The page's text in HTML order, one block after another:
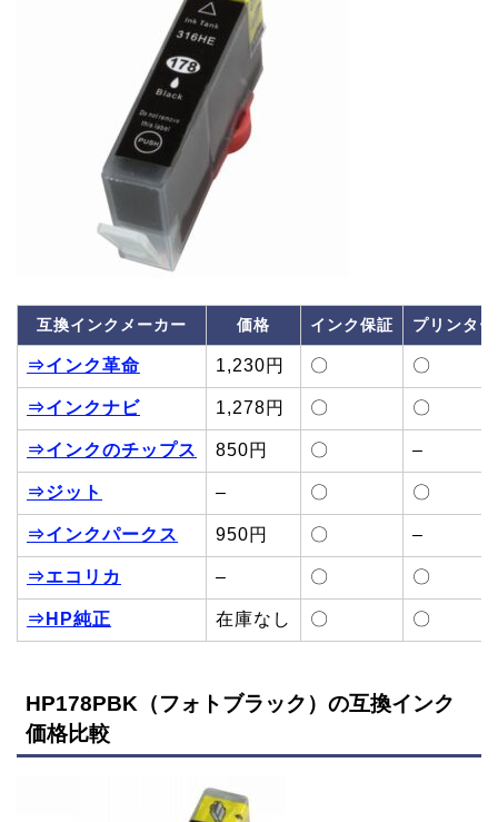
互換インクメーカー 価格 インク保証 プリンタ
⇒インク革命 1,230円 〇 〇
⇒インクナビ 1,278円 〇 〇
⇒インクのチップス 850円 〇 –
⇒ジット – 〇 〇
⇒インクパークス 950円 〇 –
⇒エコリカ – 〇 〇
⇒HP純正 在庫なし 〇 〇
HP178PBK（フォトブラック）の互換インク
価格比較